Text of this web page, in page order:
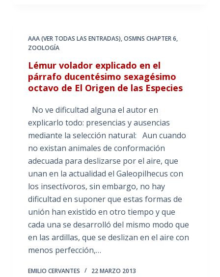
AAA (VER TODAS LAS ENTRADAS),OSMNS CHAPTER 6,
ZOOLOGÍA
Lémur volador explicado en el
párrafo ducentésimo sexagésimo
octavo de El Origen de las Especies
No ve dificultad alguna el autor en
explicarlo todo: presencias y ausencias
mediante la selección natural: Aun cuando
no existan animales de conformación
adecuada para deslizarse por el aire, que
unan en la actualidad el Galeopilhecus con
los insectívoros, sin embargo, no hay
dificultad en suponer que estas formas de
unión han existido en otro tiempo y que
cada una se desarrolló del mismo modo que
en las ardillas, que se deslizan en el aire con
menos perfección,…
EMILIO CERVANTES 22 MARZO 2013